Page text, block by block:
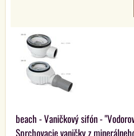
beach - Vaničkový sifón -
Sprchovacie vaničky z